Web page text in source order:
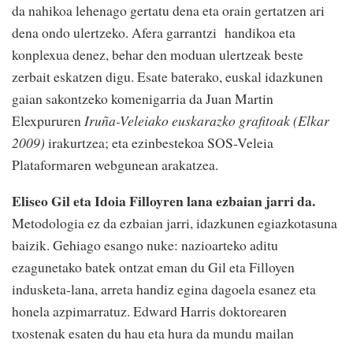
da nahikoa lehenago gertatu dena eta orain gertatzen ari
dena ondo ulertzeko. Afera garrantzi handikoa eta
konplexua denez, behar den moduan ulertzeak beste
zerbait eskatzen digu. Esate baterako, euskal idazkunen
gaian sakontzeko komenigarria da Juan Martin
ElexpururenIruña-Veleiako euskarazko grafitoak (Elkar
2009) irakurtzea; eta ezinbestekoa SOS-Veleia
Plataformaren webgunean arakatzea.
Eliseo Gil eta Idoia Filloyren lana ezbaian jarri da.
Metodologia ez da ezbaian jarri, idazkunen egiazkotasuna
baizik. Gehiago esango nuke: nazioarteko aditu
ezagunetako batek ontzat eman du Gil eta Filloyen
indusketa-lana, arreta handiz egina dagoela esanez eta
honela azpimarratuz. Edward Harris doktorearen
txostenak esaten du hau eta hura da mundu mailan